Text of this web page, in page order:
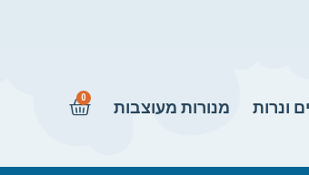
ונרות מנורות מעוצבות
0